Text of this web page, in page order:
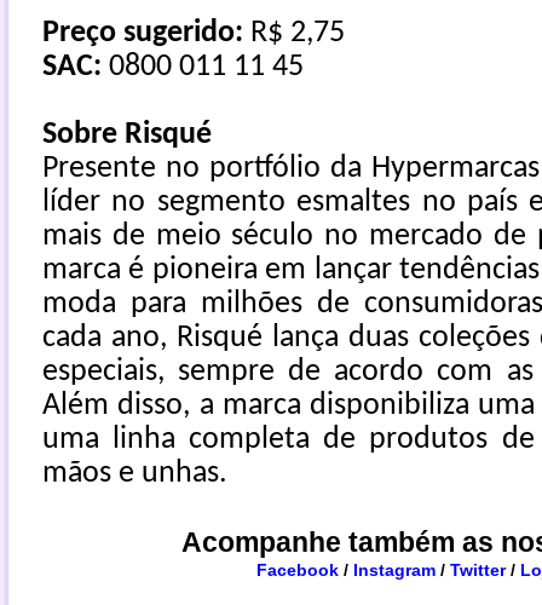
Preço sugerido: R$ 2,75
SAC: 0800 011 11 45
Sobre Risqué
Presente no portfólio da
líder no segmento esmaltes no país
mais de meio século no mercado de
marca é pioneira em lançar
moda para milhões de
cada ano, Risqué lança duas
especiais, sempre de acordo com
Além disso, a marca disponibiliza
uma linha completa de produtos
mãos e unhas.
Acompanhe também as
Facebook / Instagram / Twitter/